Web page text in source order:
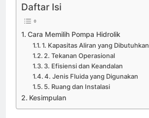
Daftar Isi
Cara Memilih Pompa Hidrolik
1. Kapasitas Aliran yang Dibutuhkan
2. Tekanan Operasional
3. Efisiensi dan Keandalan
4. Jenis Fluida yang Digunakan
5. Ruang dan Instalasi
Kesimpulan